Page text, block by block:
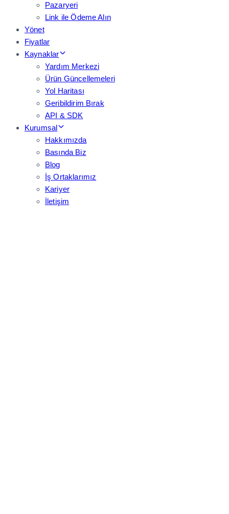
Pazaryeri
Link ile Ödeme Alın
Yönet
Fiyatlar
Kaynaklar
Yardım Merkezi
Ürün Güncellemeleri
Yol Haritası
Geribildirim Bırak
API & SDK
Kurumsal
Hakkımızda
Basında Biz
Blog
İş Ortaklarımız
Kariyer
İletişim